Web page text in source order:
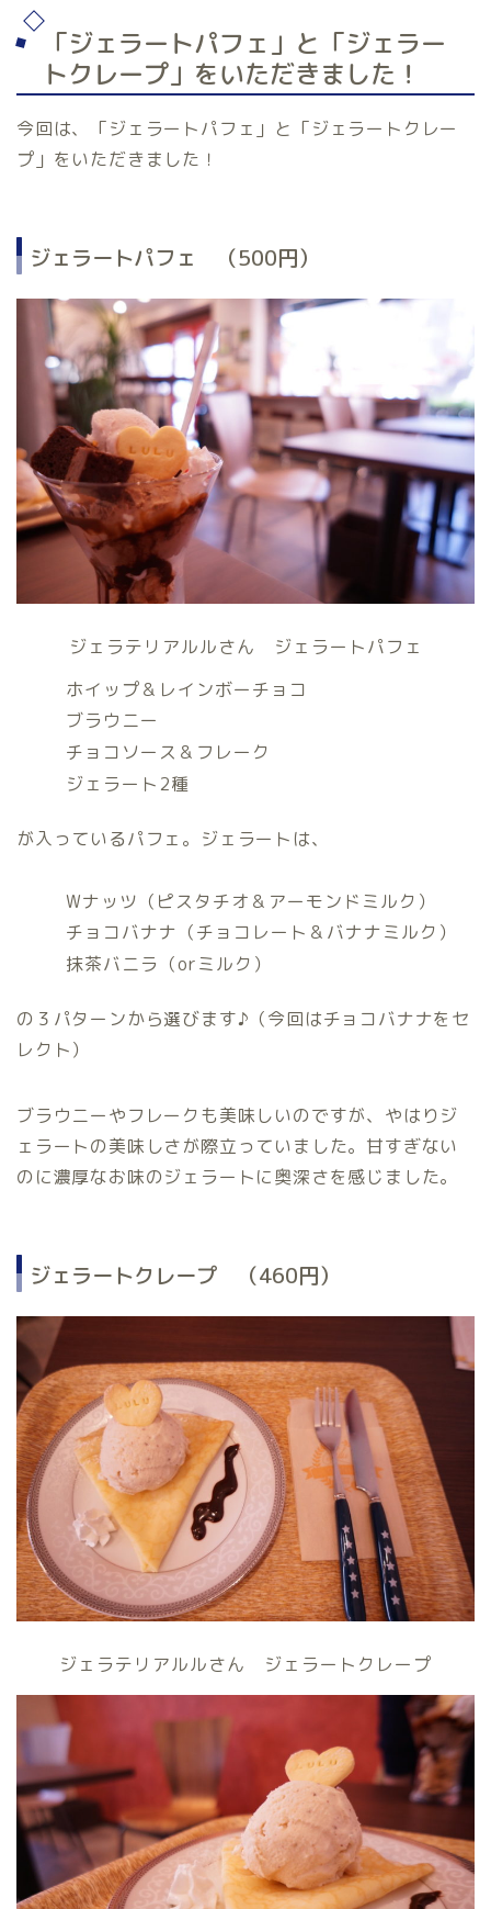
「ジェラートパフェ」と「ジェラー
トクレープ」をいただきました！
今回は、「ジェラートパフェ」と「ジェラートクレー
プ」をいただきました！
ジェラートパフェ （500円）
ジェラテリアルルさん ジェラートパフェ
ホイップ＆レインボーチョコ
ブラウニー
チョコソース＆フレーク
ジェラート2種
が入っているパフェ。ジェラートは、
Wナッツ（ピスタチオ＆アーモンドミルク）
チョコバナナ（チョコレート＆バナナミルク）
抹茶バニラ（orミルク）
の３パターンから選びます♪（今回はチョコバナナをセ
レクト）
ブラウニーやフレークも美味しいのですが、やはりジ
ェラートの美味しさが際立っていました。甘すぎない
のに濃厚なお味のジェラートに奥深さを感じました。
ジェラートクレープ （460円）
ジェラテリアルルさん ジェラートクレープ